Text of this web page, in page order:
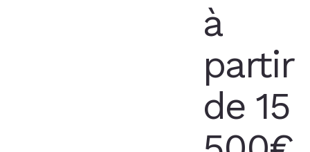
Réservations
terminées
à
partir
de 15